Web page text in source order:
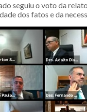
seguiu o voto da
dos fatos e da